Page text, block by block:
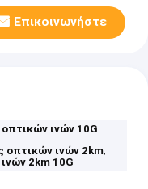
Επικοινωνήστε
ινών 10G
οπτικών ινών 2km,
2km 10G